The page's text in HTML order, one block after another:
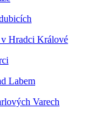
Hradci Králové
Labem
Varech